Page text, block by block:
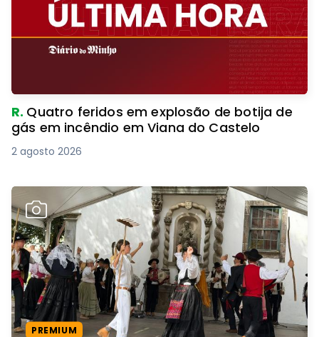
R. Quatro feridos em explosão de botija de
gás em incêndio em Viana do Castelo
2 agosto 2026
PREMIUM